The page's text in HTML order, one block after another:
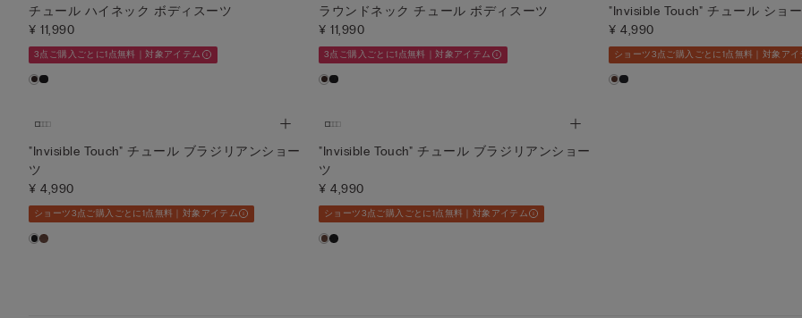
チュール ハイネック ボディスーツ
¥ 11,990
3点ご購入ごとに1点無料｜対象アイテム
ラウンドネック チュール ボディスーツ
¥ 11,990
3点ご購入ごとに1点無料｜対象アイテム
"Invisible Touch" チュール ショ
¥ 4,990
ショーツ3点ご購入ごとに1点無料｜対象アイ
"Invisible Touch" チュール ブラジリアンショー
ツ
¥ 4,990
ショーツ3点ご購入ごとに1点無料｜対象アイテム
"Invisible Touch" チュール ブラジリアンショー
ツ
¥ 4,990
ショーツ3点ご購入ごとに1点無料｜対象アイテム